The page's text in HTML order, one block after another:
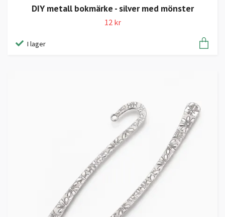
DIY metall bokmärke - silver med mönster
12 kr
I lager